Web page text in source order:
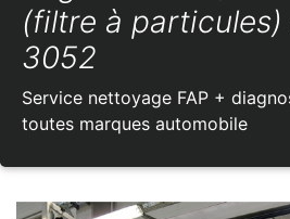
(filtre à particules)
3052
Service nettoyage FAP +
toutes marques automobile